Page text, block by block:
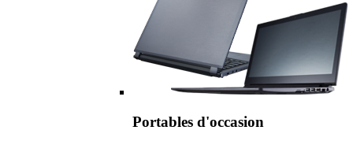
Portables d'occasion